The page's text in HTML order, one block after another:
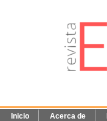
Inicio Acerca de